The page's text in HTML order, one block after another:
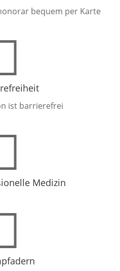
bequem per Karte
ist barrierefrei
Medizin